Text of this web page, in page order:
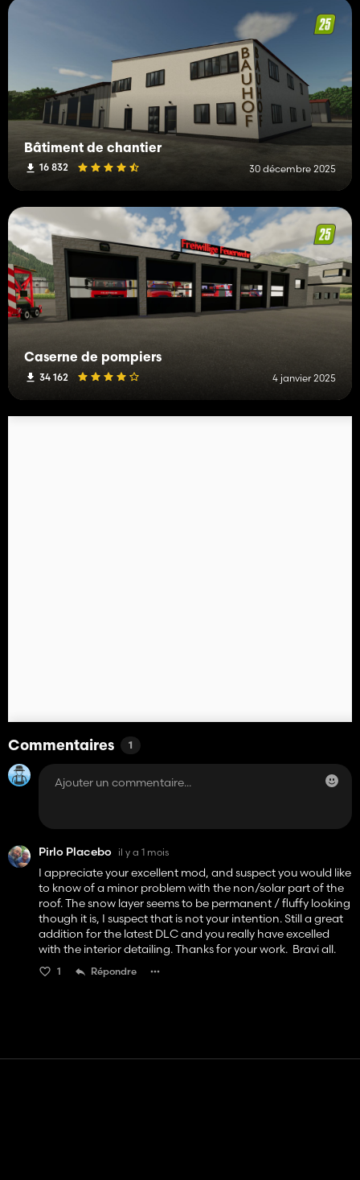
Bâtiment de chantier
16 832 30 décembre 2025
Caserne de pompiers
34 162 4 janvier 2025
Commentaires 1
Pirlo Placebo il y a 1 mois
I appreciate your excellent mod, and suspect you would like
to know of a minor problem with the non/solar part of the
roof. The snow layer seems to be permanent / fluffy looking
though it is, I suspect that is not your intention. Still a great
addition for the latest DLC and you really have excelled
with the interior detailing. Thanks for your work. Bravi all.
1 Répondre